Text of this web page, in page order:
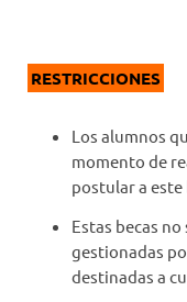
RESTRICCIONES
Los alumnos
momento de
Estas becas
gestionadas
destinadas a